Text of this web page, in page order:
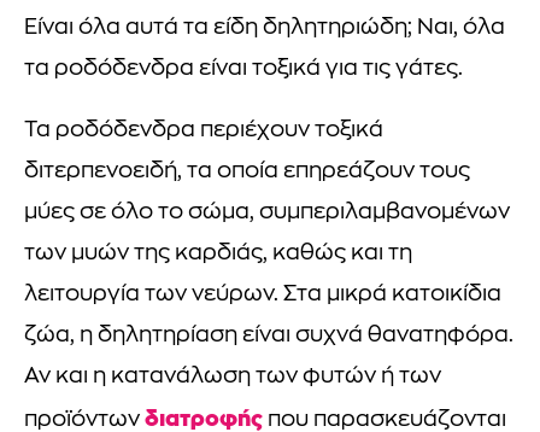
Είναι όλα αυτά τα είδη δηλητηριώδη; Ναι, όλα
τα ροδόδενδρα είναι τοξικά για τις γάτες.
Τα ροδόδενδρα περιέχουν τοξικά
διτερπενοειδή, τα οποία επηρεάζουν τους
μύες σε όλο το σώμα, συμπεριλαμβανομένων
των μυών της καρδιάς, καθώς και τη
λειτουργία των νεύρων. Στα μικρά κατοικίδια
ζώα, η δηλητηρίαση είναι συχνά θανατηφόρα.
Αν και η κατανάλωση των φυτών ή των
προϊόντων διατροφής που παρασκευάζονται